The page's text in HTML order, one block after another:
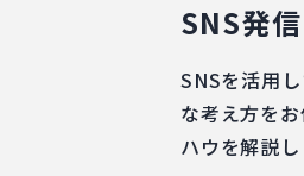
SNS発
SNSを活用
な考え方を
ハウを解説